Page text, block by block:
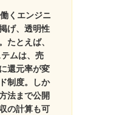
働くエンジニ
げ、透明性
たとえば、
ムは、売
還元率が変
制度。しか
法まで公開
の計算も可